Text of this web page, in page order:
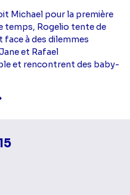
Michael pour la première
temps, Rogelio tente de
à des dilemmes
et Rafael
et rencontrent des baby-
Voir la fiche diffusion